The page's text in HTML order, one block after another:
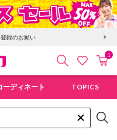
録のお願い
検索 お気にカ
1
ーディネート TOPICS